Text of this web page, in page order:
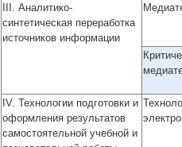
III. Аналитико-
синтетическая переработка
источников информации
IV. Технологии подготовки и
оформления результатов
самостоятельной учебной и